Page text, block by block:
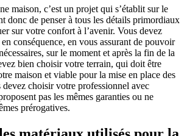
maison, c’est un projet qui s’établit sur le
donc de penser à tous les détails primordiaux
sur votre confort à l’avenir. Vous devez
conséquence, en vous assurant de pouvoir
sur le moment et après la fin de la
bien choisir votre terrain, qui doit être
maison et viable pour la mise en place des
choisir votre professionnel avec
pas les mêmes garanties ou ne
prérogatives.